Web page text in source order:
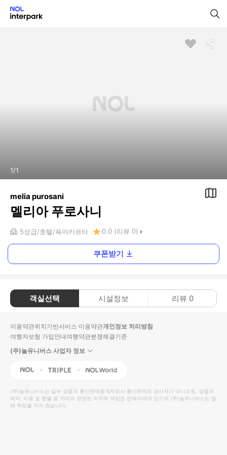
1/1
melia purosani
멜리아 푸로사니
5성급 호텔 욕야카르타 0.0 (리뷰 0)
쿠폰받기
객실선택 시설정보 리뷰 0
이용약관위치기반서비스 이용약관개인정보 처리방침
여행자보험 가입안내여행약관분쟁해결기준
(주)놀유니버스 사업자 정보
NOL Triple Interpark Global
(주)놀유니버스는 일부 상품의 통신판매중개자로서 통신판매의 당사자가 아니므로, 상품의
예약, 이용 및 환불 등 거래와 관련된 의무와 책임은 판매자에게 있으며 (주)놀유니버스는 일
체 책임을 지지 않습니다.